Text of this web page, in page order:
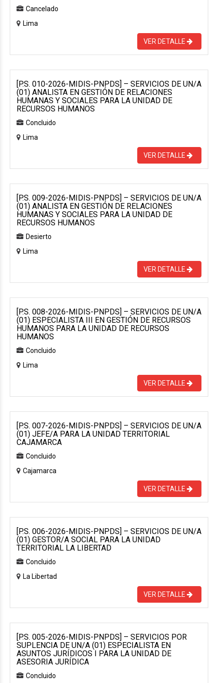
Cancelado
Lima
VER DETALLE
[P.S. 010-2026-MIDIS-PNPDS] – SERVICIOS DE UN/A
(01) ANALISTA EN GESTIÓN DE RELACIONES
HUMANAS Y SOCIALES PARA LA UNIDAD DE
RECURSOS HUMANOS
Concluido
Lima
VER DETALLE
[P.S. 009-2026-MIDIS-PNPDS] – SERVICIOS DE UN/A
(01) ANALISTA EN GESTIÓN DE RELACIONES
HUMANAS Y SOCIALES PARA LA UNIDAD DE
RECURSOS HUMANOS
Desierto
Lima
VER DETALLE
[P.S. 008-2026-MIDIS-PNPDS] – SERVICIOS DE UN/A
(01) ESPECIALISTA III EN GESTIÓN DE RECURSOS
HUMANOS PARA LA UNIDAD DE RECURSOS
HUMANOS
Concluido
Lima
VER DETALLE
[P.S. 007-2026-MIDIS-PNPDS] – SERVICIOS DE UN/A
(01) JEFE/A PARA LA UNIDAD TERRITORIAL
CAJAMARCA
Concluido
Cajamarca
VER DETALLE
[P.S. 006-2026-MIDIS-PNPDS] – SERVICIOS DE UN/A
(01) GESTOR/A SOCIAL PARA LA UNIDAD
TERRITORIAL LA LIBERTAD
Concluido
La Libertad
VER DETALLE
[P.S. 005-2026-MIDIS-PNPDS] – SERVICIOS POR
SUPLENCIA DE UN/A (01) ESPECIALISTA EN
ASUNTOS JURÍDICOS I PARA LA UNIDAD DE
ASESORIA JURÍDICA
Concluido